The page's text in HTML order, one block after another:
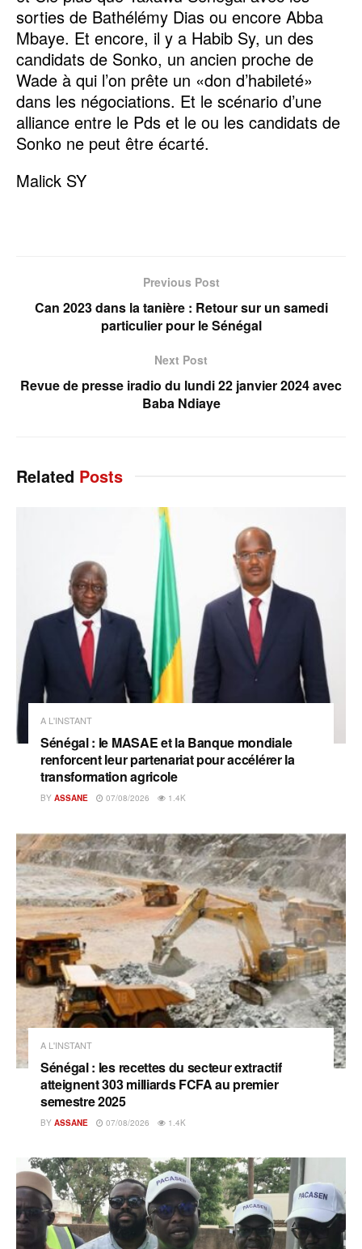
sorties de Bathélémy Dias ou encore Abba
Mbaye. Et encore, il y a Habib Sy, un des
candidats de Sonko, un ancien proche de
Wade à qui l’on prête un «don d’habileté»
dans les négociations. Et le scénario d’une
alliance entre le Pds et le ou les candidats de
Sonko ne peut être écarté.
Malick SY
Previous Post
Can 2023 dans la tanière : Retour sur un samedi
particulier pour le Sénégal
Next Post
Revue de presse iradio du lundi 22 janvier 2024 avec
Baba Ndiaye
Related Posts
A L'INSTANT
Sénégal : le MASAE et la Banque mondiale
renforcent leur partenariat pour accélérer la
transformation agricole
BY ASSANE 07/08/2026 1.4K
A L'INSTANT
Sénégal : les recettes du secteur extractif
atteignent 303 milliards FCFA au premier
semestre 2025
BY ASSANE 07/08/2026 1.4K